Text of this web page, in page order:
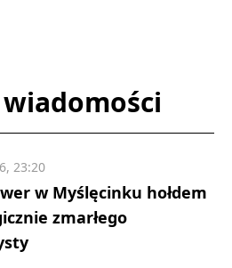
w Myślęcinku hołdem
zmarłego
23:20